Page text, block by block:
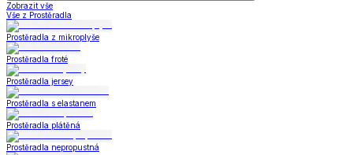
Zobrazit vše
Vše z Prostěradla
Prostěradla z mikroplyše
Prostěradla froté
Prostěradla jersey
Prostěradla s elastanem
Prostěradla plátěná
Prostěradla nepropustná